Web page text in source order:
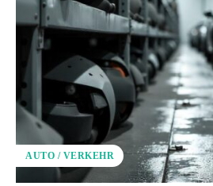
AUTO / VERKEHR